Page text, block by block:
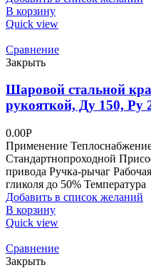
В корзину
Quick view
Сравнение
Закрыть
Шаровой стальной
рукояткой, Ду 150, Ру
0.00Р
Применение
Стандартнопроходной
привода Ручка-рычаг
гликоля до 50% Температура
Добавить в список желаний
В корзину
Quick view
Сравнение
Закрыть